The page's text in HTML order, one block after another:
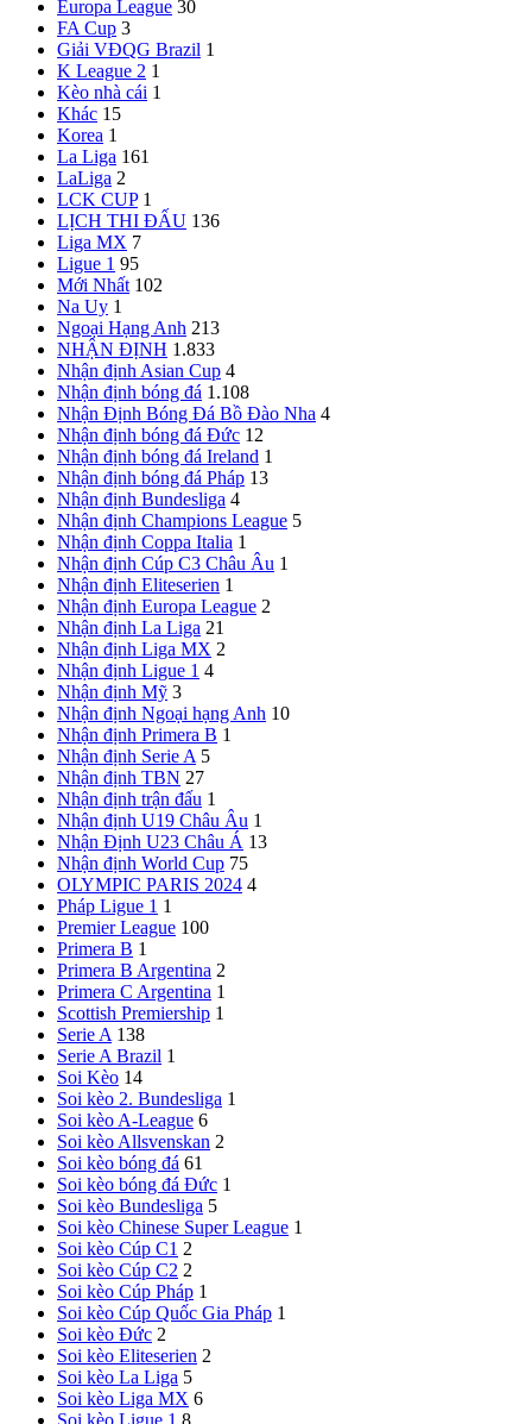
Europa League 30
FA Cup 3
Giải VĐQG Brazil 1
K League 2 1
Kèo nhà cái 1
Khác 15
Korea 1
La Liga 161
LaLiga 2
LCK CUP 1
LỊCH THI ĐẤU 136
Liga MX 7
Ligue 1 95
Mới Nhất 102
Na Uy 1
Ngoại Hạng Anh 213
NHẬN ĐỊNH 1.833
Nhận định Asian Cup 4
Nhận định bóng đá 1.108
Nhận Định Bóng Đá Bồ Đào Nha 4
Nhận định bóng đá Đức 12
Nhận định bóng đá Ireland 1
Nhận định bóng đá Pháp 13
Nhận định Bundesliga 4
Nhận định Champions League 5
Nhận định Coppa Italia 1
Nhận định Cúp C3 Châu Âu 1
Nhận định Eliteserien 1
Nhận định Europa League 2
Nhận định La Liga 21
Nhận định Liga MX 2
Nhận định Ligue 1 4
Nhận định Mỹ 3
Nhận định Ngoại hạng Anh 10
Nhận định Primera B 1
Nhận định Serie A 5
Nhận định TBN 27
Nhận định trận đấu 1
Nhận định U19 Châu Âu 1
Nhận Định U23 Châu Á 13
Nhận định World Cup 75
OLYMPIC PARIS 2024 4
Pháp Ligue 1 1
Premier League 100
Primera B 1
Primera B Argentina 2
Primera C Argentina 1
Scottish Premiership 1
Serie A 138
Serie A Brazil 1
Soi Kèo 14
Soi kèo 2. Bundesliga 1
Soi kèo A-League 6
Soi kèo Allsvenskan 2
Soi kèo bóng đá 61
Soi kèo bóng đá Đức 1
Soi kèo Bundesliga 5
Soi kèo Chinese Super League 1
Soi kèo Cúp C1 2
Soi kèo Cúp C2 2
Soi kèo Cúp Pháp 1
Soi kèo Cúp Quốc Gia Pháp 1
Soi kèo Đức 2
Soi kèo Eliteserien 2
Soi kèo La Liga 5
Soi kèo Liga MX 6
Soi kèo Ligue 1 8